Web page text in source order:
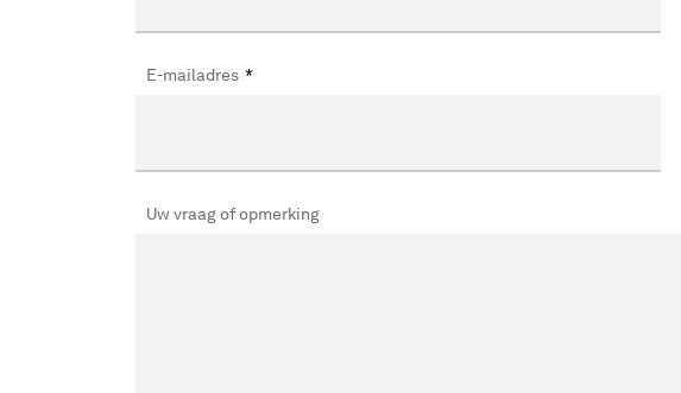
E-mailadres *
Uw vraag of opmerking